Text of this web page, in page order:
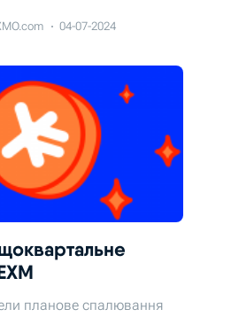
04-07-2024
планове спалювання